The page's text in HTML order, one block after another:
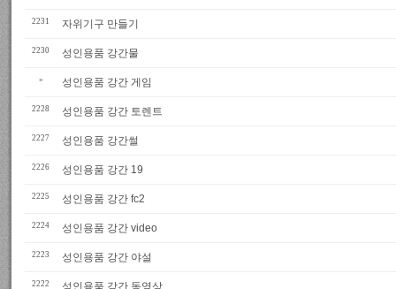
2231 자위기구 만들기
2230 성인용품 강간물
» 성인용품 강간 게임
2228 성인용품 강간 토렌트
2227 성인용품 강간썰
2226 성인용품 강간 19
2225 성인용품 강간 fc2
2224 성인용품 강간 video
2223 성인용품 강간 야설
2222